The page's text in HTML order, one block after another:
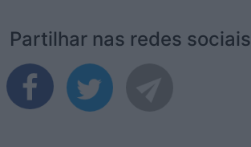
Partilhar nas redes sociais